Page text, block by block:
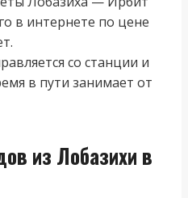
в интернете по цене
со станции и
в пути занимает от
из Лобазихи в